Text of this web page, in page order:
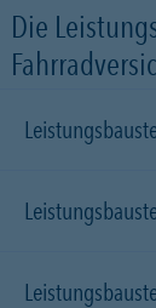
Die